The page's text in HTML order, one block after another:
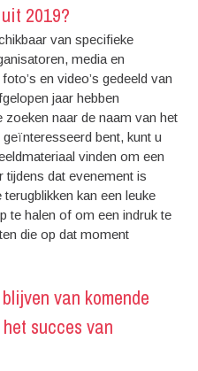
2019?
van specifieke
media en
en video’s gedeeld van
jaar hebben
naar de naam van het
bent, kunt u
vinden om een
tijdens dat evenement is
kan een leuke
te halen of om een indruk te
die op dat moment
van komende
succes van